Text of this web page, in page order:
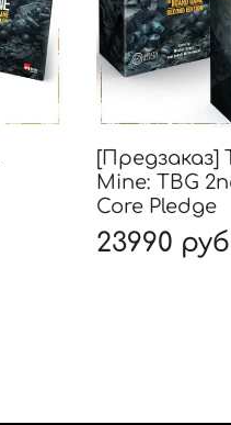
[Предзаказ]
Mine: TBG
Core Pledge
23990 руб